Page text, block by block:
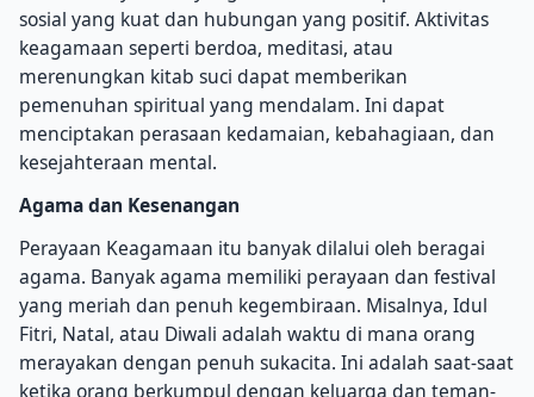
sosial yang kuat dan hubungan yang positif. Aktivitas
keagamaan seperti berdoa, meditasi, atau
merenungkan kitab suci dapat memberikan
pemenuhan spiritual yang mendalam. Ini dapat
menciptakan perasaan kedamaian, kebahagiaan, dan
kesejahteraan mental.
Agama dan Kesenangan
Perayaan Keagamaan itu banyak dilalui oleh beragai
agama. Banyak agama memiliki perayaan dan festival
yang meriah dan penuh kegembiraan. Misalnya, Idul
Fitri, Natal, atau Diwali adalah waktu di mana orang
merayakan dengan penuh sukacita. Ini adalah saat-saat
ketika orang berkumpul dengan keluarga dan teman-